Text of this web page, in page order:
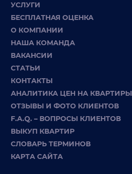
УСЛУГИ
БЕСПЛАТНАЯ ОЦЕНКА
О КОМПАНИИ
НАША КОМАНДА
ВАКАНСИИ
СТАТЬИ
КОНТАКТЫ
АНАЛИТИКА ЦЕН НА КВАРТИРЫ
ОТЗЫВЫ И ФОТО КЛИЕНТОВ
F.A.Q. – ВОПРОСЫ КЛИЕНТОВ
ВЫКУП КВАРТИР
СЛОВАРЬ ТЕРМИНОВ
КАРТА САЙТА